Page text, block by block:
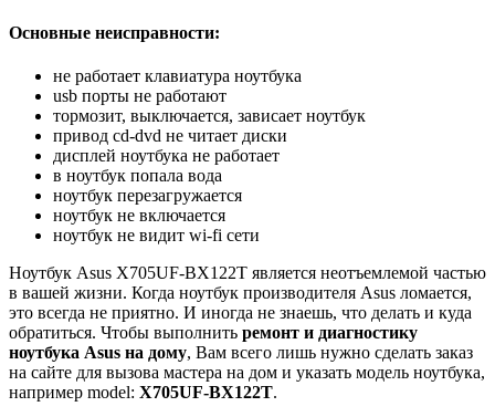
Основные неисправности:
не работает клавиатура ноутбука
usb порты не работают
тормозит, выключается, зависает ноутбук
привод cd-dvd не читает диски
дисплей ноутбука не работает
в ноутбук попала вода
ноутбук перезагружается
ноутбук не включается
ноутбук не видит wi-fi сети
Ноутбук Asus X705UF-BX122T является неотъемлемой частью
в вашей жизни. Когда ноутбук производителя Asus ломается,
это всегда не приятно. И иногда не знаешь, что делать и куда
обратиться. Чтобы выполнить ремонт и диагностику
ноутбука Asus на дому, Вам всего лишь нужно сделать заказ
на сайте для вызова мастера на дом и указать модель ноутбука,
например model: X705UF-BX122T.